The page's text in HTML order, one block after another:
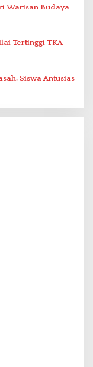
Warisan Budaya
Tertinggi TKA
Siswa Antusias